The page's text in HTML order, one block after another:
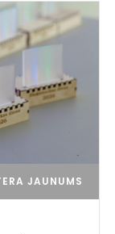
JAUNUMS